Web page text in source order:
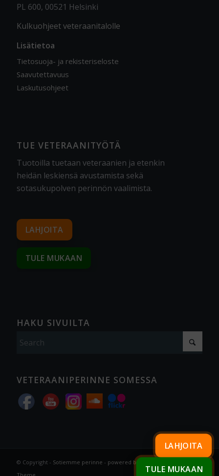
PL 600, 00521 Helsinki
Kulkuohjeet veteraanitalolle
Lisätietoa
Tietosuoja- ja rekisteriseloste
Saavutettavuus
Laskutusohjeet
TUE VETERAANITYÖTÄ
Tuotoilla tuetaan veteraanien ja etenkin
heidän leskiensä avustamista sekä
sotasukupolven perinnön vaalimista.
LAHJOITA
TULE MUKAAN
HAKU SIVUILTA
VETERAANIPERINNE SOMESSA
© Copyright - Sotiemme perinne - powered by Enfold WordPress
LAHJOITA
TULE MUKAAN